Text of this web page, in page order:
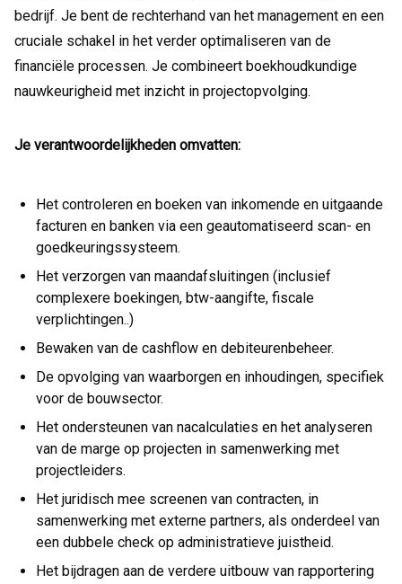
bedrijf. Je bent de rechterhand van het management en een
cruciale schakel in het verder optimaliseren van de
financiële processen. Je combineert boekhoudkundige
nauwkeurigheid met inzicht in projectopvolging.
Je verantwoordelijkheden omvatten:
Het controleren en boeken van inkomende en uitgaande
facturen en banken via een geautomatiseerd scan- en
goedkeuringssysteem.
Het verzorgen van maandafsluitingen (inclusief
complexere boekingen, btw-aangifte, fiscale
verplichtingen..)
Bewaken van de cashflow en debiteurenbeheer.
De opvolging van waarborgen en inhoudingen, specifiek
voor de bouwsector.
Het ondersteunen van nacalculaties en het analyseren
van de marge op projecten in samenwerking met
projectleiders.
Het juridisch mee screenen van contracten, in
samenwerking met externe partners, als onderdeel van
een dubbele check op administratieve juistheid.
Het bijdragen aan de verdere uitbouw van rapportering